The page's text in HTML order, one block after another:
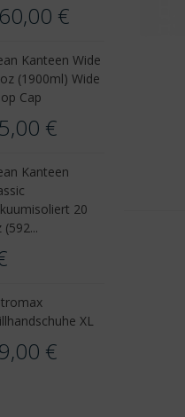
€
Kanteen Wide
(1900ml) Wide
Cap
€
Kanteen
20
(592...
XL
€